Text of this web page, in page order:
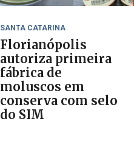
SANTA CATARINA
Florianópolis
autoriza primeira
fábrica de
moluscos em
conserva com selo
do SIM